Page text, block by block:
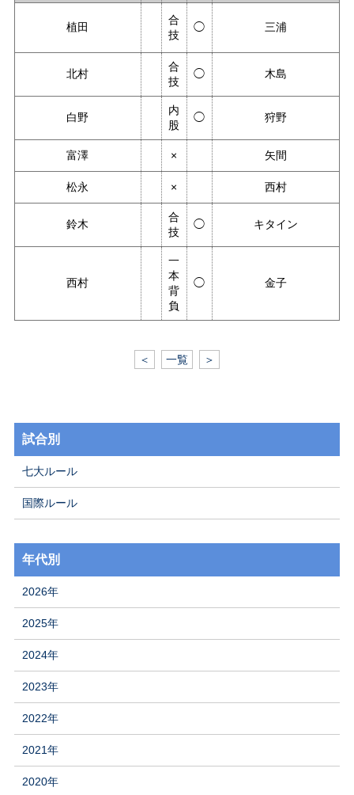
植田
合
技
◯ 三浦
北村
合
技
◯ 木島
白野
内
股
◯ 狩野
富澤 × 矢間
松永 × 西村
鈴木
合
技
◯ キタイン
西村
一
本
背
負
◯ 金子
＜ 一覧 ＞
試合別
七大ルール
国際ルール
年代別
2026年
2025年
2024年
2023年
2022年
2021年
2020年